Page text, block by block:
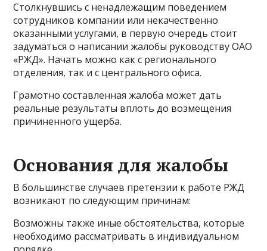
Столкнувшись с ненадлежащим поведением
сотрудников компании или некачественно
оказанными услугами, в первую очередь стоит
задуматься о написании жалобы руководству ОАО
«РЖД». Начать можно как с регионального
отделения, так и с центрального офиса.
Грамотно составленная жалоба может дать
реальные результаты вплоть до возмещения
причиненного ущерба.
Основания для жалобы
В большинстве случаев претензии к работе РЖД
возникают по следующим причинам:
Возможны также иные обстоятельства, которые
необходимо рассматривать в индивидуальном